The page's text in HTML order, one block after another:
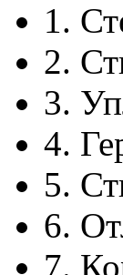
1.
2.
3.
4.
5.
6.
7.